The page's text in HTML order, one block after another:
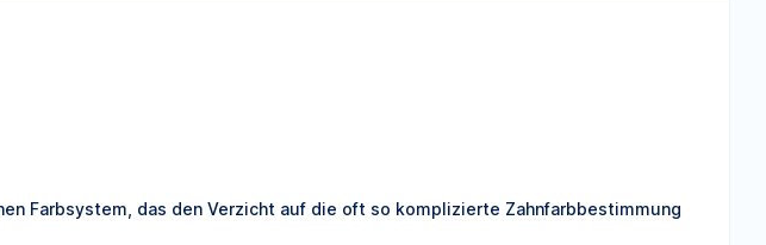
MEHR ENTDECKEN
Farbsystem, das den Verzicht auf die oft so komplizierte Zahnfarbbestimmung